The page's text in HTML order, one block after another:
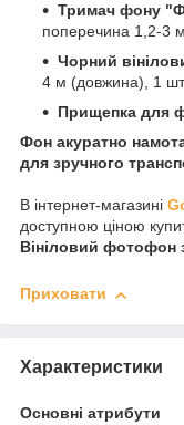
Тримач фону
поперечина 1,2-3
Чорний
4 м (довжина), 1 шт
Прищепка для
Фон акуратно
для зручного
В інтернет-магазині
доступною ціною
Вініловий фотофон
Приховати
Характеристики
Основні атрибути